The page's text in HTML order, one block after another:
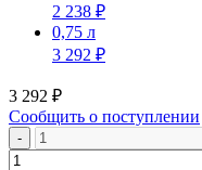
2 238 ₽
0,75 л
3 292 ₽
3 292 ₽
Сообщить о поступлении
-